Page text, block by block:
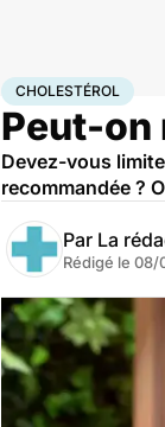
Accueil SantéMaladies
CHOLESTÉROL
Peut-on
Devez-vous
recommandée ?
Par La
Rédigé le 08/